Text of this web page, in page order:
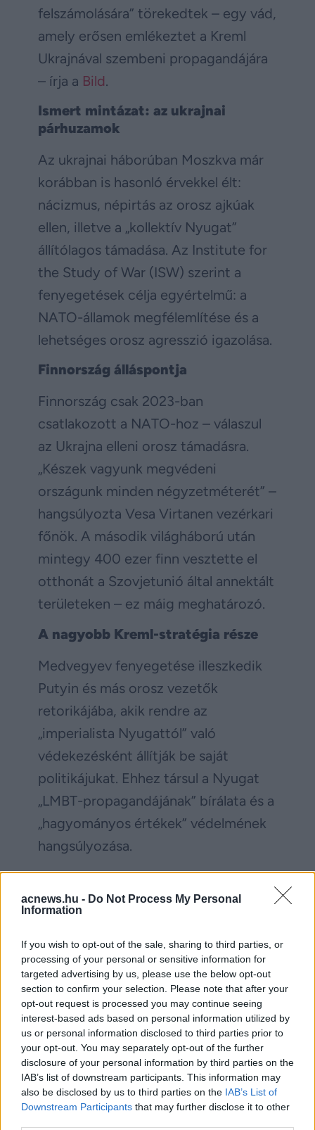
acnews.hu - Do Not Process My Personal
Information
If you wish to opt-out of the sale, sharing to third parties, or
processing of your personal or sensitive information for
targeted advertising by us, please use the below opt-out
section to confirm your selection. Please note that after your
opt-out request is processed you may continue seeing
interest-based ads based on personal information utilized by
us or personal information disclosed to third parties prior to
your opt-out. You may separately opt-out of the further
disclosure of your personal information by third parties on the
IAB’s list of downstream participants. This information may
also be disclosed by us to third parties on the IAB’s List of
Downstream Participants that may further disclose it to other
felszámolására” törekedtek – egy vád,
amely erősen emlékeztet a Kreml
Ukrajnával szembeni propagandájára
– írja a Bild.
Ismert mintázat: az ukrajnai
párhuzamok
Az ukrajnai háborúban Moszkva már
korábban is hasonló érvekkel élt:
nácizmus, népirtás az orosz ajkúak
ellen, illetve a „kollektív Nyugat”
állítólagos támadása. Az Institute for
the Study of War (ISW) szerint a
fenyegetések célja egyértelmű: a
NATO-államok megfélemlítése és a
lehetséges orosz agresszió igazolása.
Finnország álláspontja
Finnország csak 2023-ban
csatlakozott a NATO-hoz – válaszul
az Ukrajna elleni orosz támadásra.
„Készek vagyunk megvédeni
országunk minden négyzetméterét” –
hangsúlyozta Vesa Virtanen vezérkari
főnök. A második világháború után
mintegy 400 ezer finn vesztette el
otthonát a Szovjetunió által annektált
területeken – ez máig meghatározó.
A nagyobb Kreml-stratégia része
Medvegyev fenyegetése illeszkedik
Putyin és más orosz vezetők
retorikájába, akik rendre az
„imperialista Nyugattól” való
védekezésként állítják be saját
politikájukat. Ehhez társul a Nyugat
„LMBT-propagandájának” bírálata és a
„hagyományos értékek” védelmének
hangsúlyozása.
Moszkva így mesterségesen kreált
fenyegetésekkel indokolja lépéseit –
Finnországról.
Facebook Twitter
Reddit Telegram
Email
Hirdetés